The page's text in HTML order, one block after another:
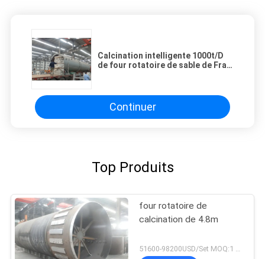
Calcination intelligente 1000t/D
de four rotatoire de sable de Frac
Continuer
Top Produits
four rotatoire de
calcination de 4.8m
51600-98200USD/Set MOQ:1 ensemble